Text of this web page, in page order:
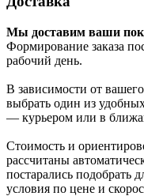
Мы доставим ваши
Формирование заказа
рабочий день.
В зависимости от
выбрать один из
— курьером или в
Стоимость и
рассчитаны
постарались подобрать
условия по цене и